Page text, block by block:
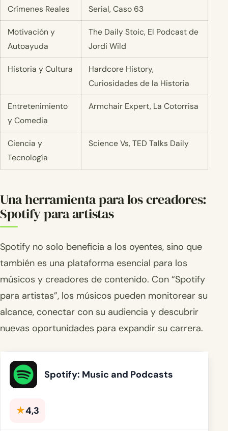
Crímenes Reales Serial, Caso 63
Motivación y
Autoayuda
The Daily Stoic, El Podcast de
Jordi Wild
Historia y Cultura
Hardcore History,
Curiosidades de la Historia
Entretenimiento
y Comedia
Armchair Expert, La Cotorrisa
Ciencia y
Tecnología
Science Vs, TED Talks Daily
Una herramienta para los creadores:
Spotify para artistas
Spotify no solo beneficia a los oyentes, sino que
también es una plataforma esencial para los
músicos y creadores de contenido. Con “Spotify
para artistas”, los músicos pueden monitorear su
alcance, conectar con su audiencia y descubrir
nuevas oportunidades para expandir su carrera.
Spotify: Music and Podcasts
★4,3